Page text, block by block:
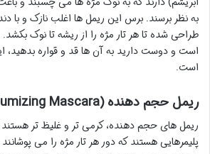
به نظر برسند. برس این ریمل ها اغلب نازک و با
طراحی شده تا هر تار مژه را از ریشه تا نوک بکشد.
است و دوست دارید به آن ها قد و قواره بدهید،
است.
ریمل حجم دهنده (Volumizing Mascara)
ریمل های حجم دهنده، کرمی تر و غلیظ تر
پلیمرهایی هستند که دور هر تار مژه را می